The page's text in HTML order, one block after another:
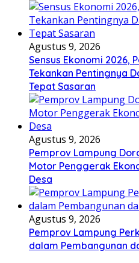
Agustus 9, 2026
Sensus Ekonomi 2026,
Tekankan Pentingnya
Tepat Sasaran
Agustus 9, 2026
Pemprov Lampung
Motor Penggerak
Desa
Agustus 9, 2026
Pemprov Lampung
dalam Pembangunan